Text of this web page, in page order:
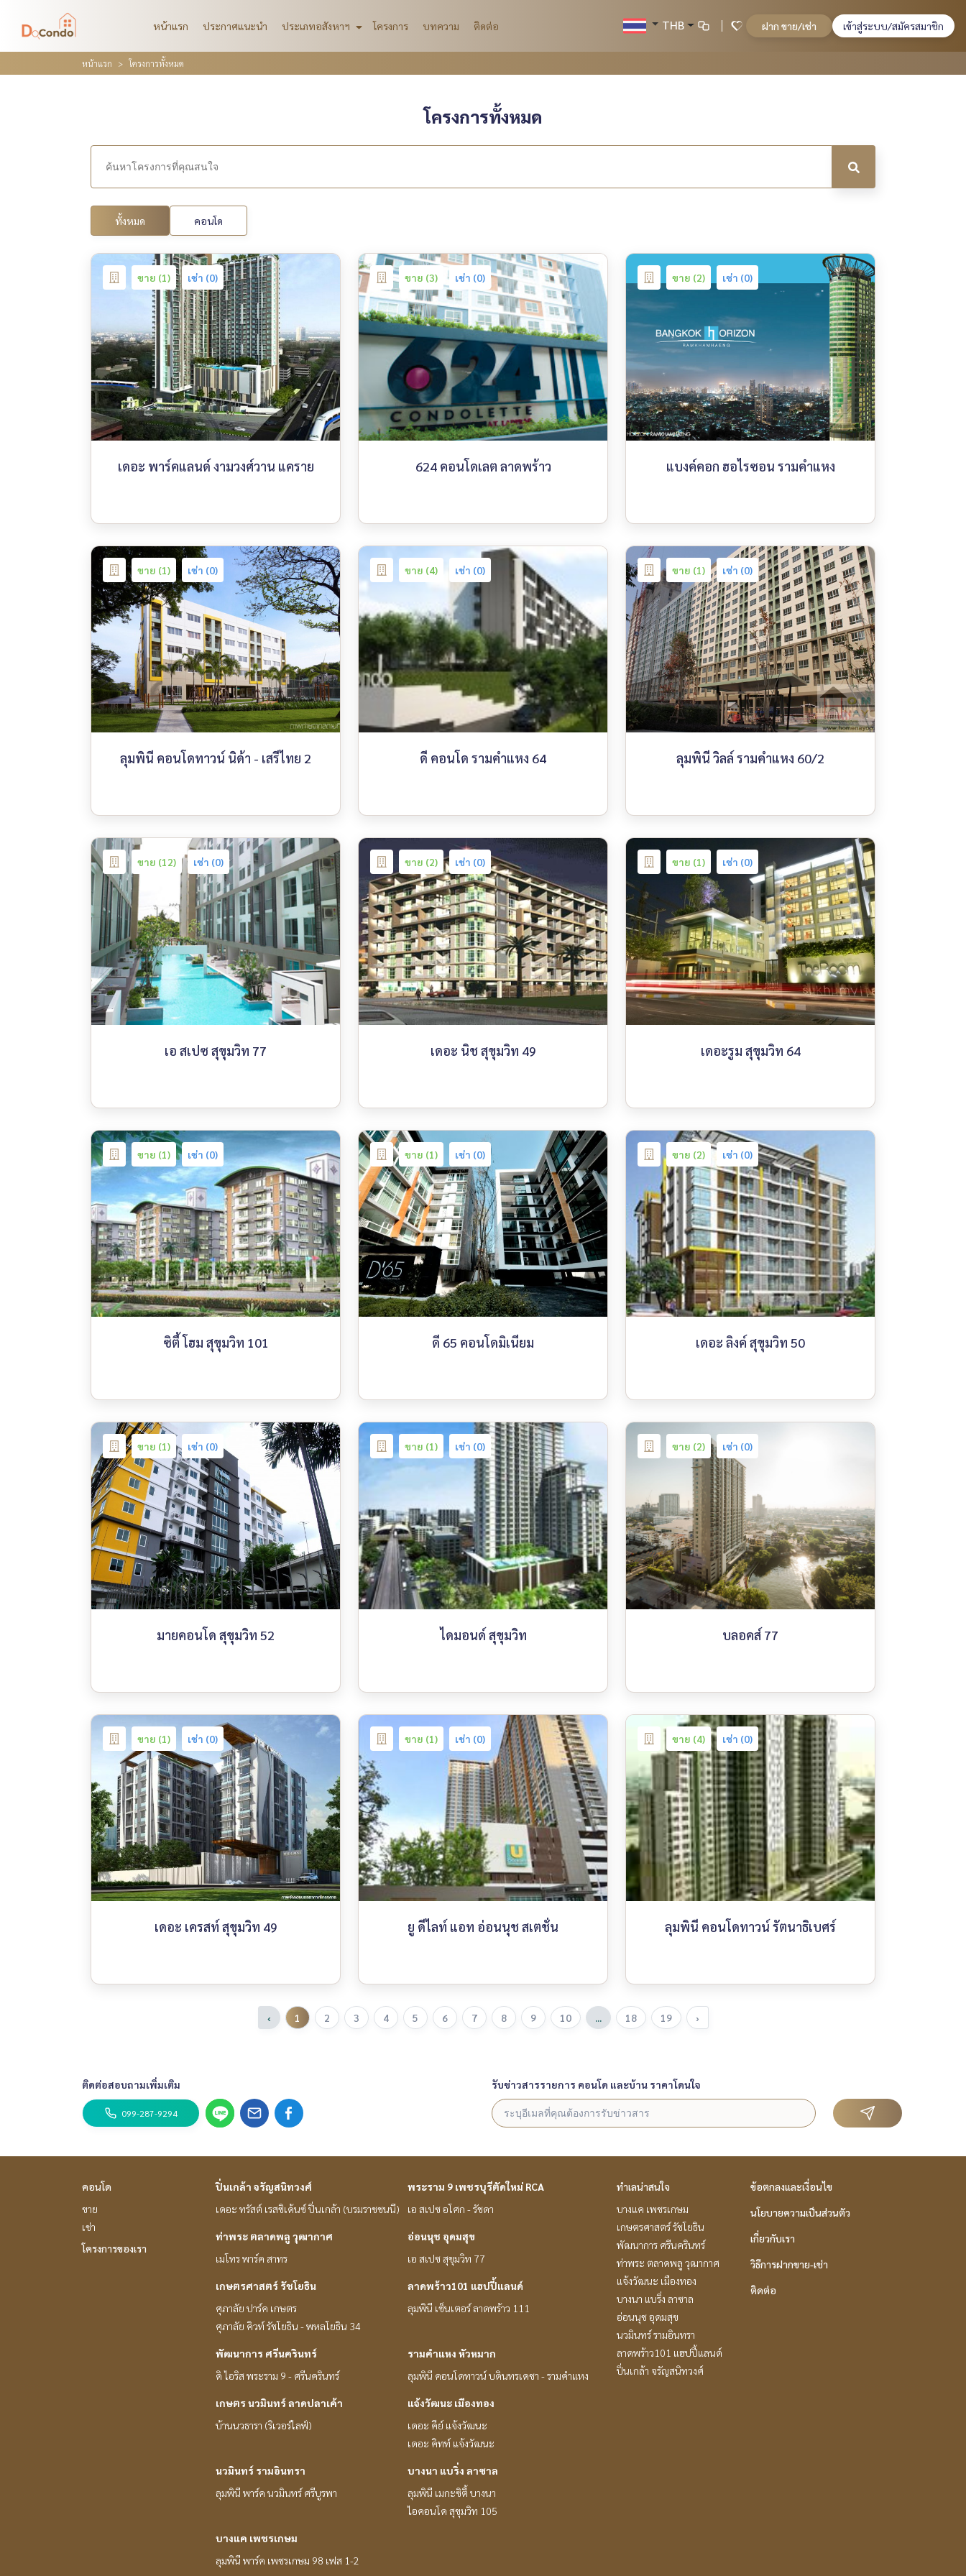
หน้าแรก ประกาศแนะนำ ประเภทอสังหาฯ โครงการ บทความ ติดต่อ THB ฝาก ขาย/เช่า เข้าสู่ระบบ/สมัครสมาชิก
หน้าแรก โครงการทั้งหมด
โครงการทั้งหมด
ทั้งหมด คอนโด
ขาย (1) เช่า (0)
เดอะ พาร์คแลนด์ งามวงศ์วาน แคราย
ขาย (3) เช่า (0)
624 คอนโดเลต ลาดพร้าว
ขาย (2) เช่า (0)
แบงค์คอก ฮอไรซอน รามคำแหง
ขาย (1) เช่า (0)
ลุมพินี คอนโดทาวน์ นิด้า - เสรีไทย 2
ขาย (4) เช่า (0)
ดี คอนโด รามคำแหง 64
ขาย (1) เช่า (0)
ลุมพินี วิลล์ รามคำแหง 60/2
ขาย (12) เช่า (0)
เอ สเปซ สุขุมวิท 77
ขาย (2) เช่า (0)
เดอะ นิช สุขุมวิท 49
ขาย (1) เช่า (0)
เดอะรูม สุขุมวิท 64
ขาย (1) เช่า (0)
ซิตี้ โฮม สุขุมวิท 101
ขาย (1) เช่า (0)
ดี 65 คอนโดมิเนียม
ขาย (2) เช่า (0)
เดอะ ลิงค์ สุขุมวิท 50
ขาย (1) เช่า (0)
มายคอนโด สุขุมวิท 52
ขาย (1) เช่า (0)
ไดมอนด์ สุขุมวิท
ขาย (2) เช่า (0)
บลอคส์ 77
ขาย (1) เช่า (0)
เดอะ เครสท์ สุขุมวิท 49
ขาย (1) เช่า (0)
ยู ดีไลท์ แอท อ่อนนุช สเตชั่น
ขาย (4) เช่า (0)
ลุมพินี คอนโดทาวน์ รัตนาธิเบศร์
‹ 1 2 3 4 5 6 7 8 9 10 ... 18 19 ›
ติดต่อสอบถามเพิ่มเติม
099-287-9294
รับข่าวสารรายการ คอนโด และบ้าน ราคาโดนใจ
คอนโด
ขาย
เช่า
โครงการของเรา
ปิ่นเกล้า จรัญสนิทวงศ์
เดอะ ทรัสต์ เรสซิเด้นซ์ ปิ่นเกล้า (บรมราชชนนี)
พระราม 9 เพชรบุรีตัดใหม่ RCA
เอ สเปซ อโศก - รัชดา
ท่าพระ ตลาดพลู วุฒากาศ
เมโทร พาร์ค สาทร
อ่อนนุช อุดมสุข
เอ สเปซ สุขุมวิท 77
เกษตรศาสตร์ รัชโยธิน
ศุภาลัย ปาร์ค เกษตร
ศุภาลัย คิวท์ รัชโยธิน - พหลโยธิน 34
ลาดพร้าว101 แฮปปี้แลนด์
ลุมพินี เซ็นเตอร์ ลาดพร้าว 111
พัฒนาการ ศรีนครินทร์
ดิ ไอริส พระราม 9 - ศรีนครินทร์
รามคำแหง หัวหมาก
ลุมพินี คอนโดทาวน์ บดินทรเดชา - รามคำแหง
เกษตร นวมินทร์ ลาดปลาเค้า
บ้านนวธารา (ริเวอร์ไลฟ์)
แจ้งวัฒนะ เมืองทอง
เดอะ คีย์ แจ้งวัฒนะ
เดอะ คิทท์ แจ้งวัฒนะ
นวมินทร์ รามอินทรา
ลุมพินี พาร์ค นวมินทร์ ศรีบูรพา
บางนา แบริ่ง ลาซาล
ลุมพินี เมกะซิตี้ บางนา
ไอคอนโด สุขุมวิท 105
บางแค เพชรเกษม
ลุมพินี พาร์ค เพชรเกษม 98 เฟส 1-2
ทำเลน่าสนใจ
บางแค เพชรเกษม
เกษตรศาสตร์ รัชโยธิน
พัฒนาการ ศรีนครินทร์
ท่าพระ ตลาดพลู วุฒากาศ
แจ้งวัฒนะ เมืองทอง
บางนา แบริ่ง ลาซาล
อ่อนนุช อุดมสุข
นวมินทร์ รามอินทรา
ลาดพร้าว101 แฮปปี้แลนด์
ปิ่นเกล้า จรัญสนิทวงศ์
ข้อตกลงและเงื่อนไข
นโยบายความเป็นส่วนตัว
เกี่ยวกับเรา
วิธีการฝากขาย-เช่า
ติดต่อ